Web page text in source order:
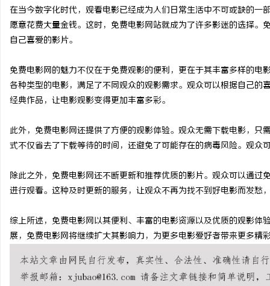
在当今数字化时代，观看电影已经成为人们日常生活中不可或缺的
愿意花费大量金钱。这时，免费电影网站就成为了许多影迷的选择
自己喜爱的影片。
免费电影网的魅力不仅在于免费观影的便利，更在于其丰富多样的
各种类型的电影，满足了不同观众的观影需求。观众可以根据自己
经典作品，让电影观影变得更加丰富多彩。
此外，免费电影网还提供了方便的观影体验。观众无需下载电影，
式不仅省去了下载等待的时间，还避免了可能存在的病毒风险。观众
除此之外，免费电影网还不断更新和推荐优质的影片。观众可以通
进行观看。这种及时更新的服务，让观众不再为找不到好电影而发愁
综上所述，免费电影网以其便利、丰富的电影资源以及优质的观影
展，免费电影网将继续扩大其影响力，为更多电影爱好者带来更多精
商标转让：交易风险与避